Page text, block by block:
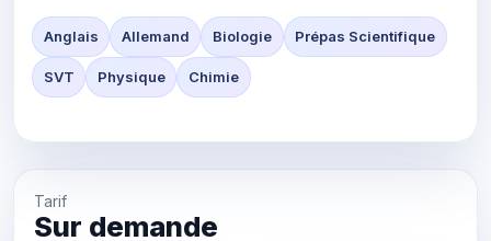
Anglais Allemand Biologie Prépas Scientifique
SVT Physique Chimie
Tarif
Sur demande